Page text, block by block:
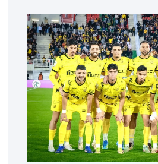
الرجاء الرياضي على موعد مع
التي تجمع بين إيل كانيمي
أوديب ممثل […]